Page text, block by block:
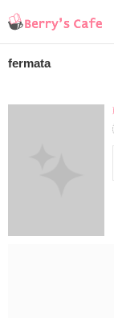
fermata